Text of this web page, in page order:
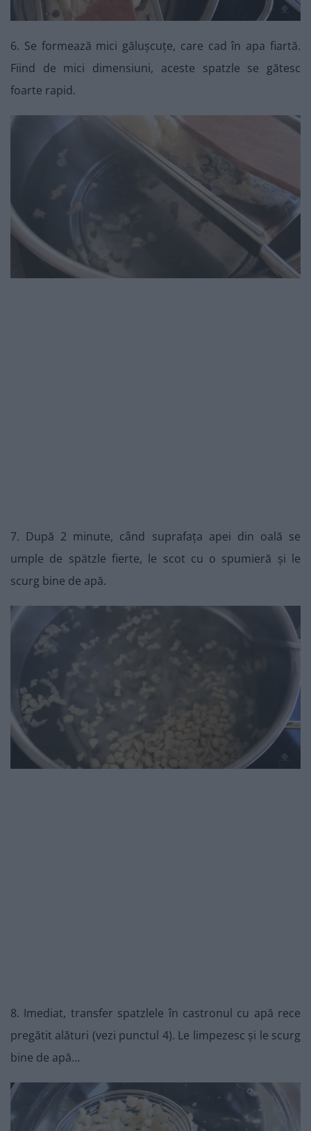
6. Se formează mici gălușcuțe, care cad în apa fiartă.
Fiind de mici dimensiuni, aceste spatzle se gătesc
foarte rapid.
7. După 2 minute, când suprafața apei din oală se
umple de spätzle fierte, le scot cu o spumieră și le
scurg bine de apă.
8. Imediat, transfer spatzlele în castronul cu apă rece
pregătit alături (vezi punctul 4). Le limpezesc și le scurg
bine de apă…